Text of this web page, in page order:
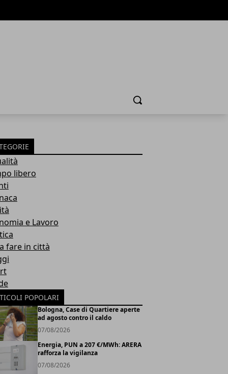
Cerca
libero
e Lavoro
fare in città
POPOLARI
Bologna, Case di Quartiere aperte
ad agosto contro il caldo
07/08/2026
Energia, PUN a 207 €/MWh: ARERA
rafforza la vigilanza
07/08/2026